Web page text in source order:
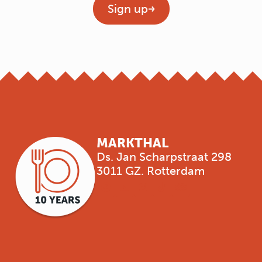
Sign up
MARKTHAL
Ds. Jan Scharpstraat 298
3011 GZ. Rotterdam